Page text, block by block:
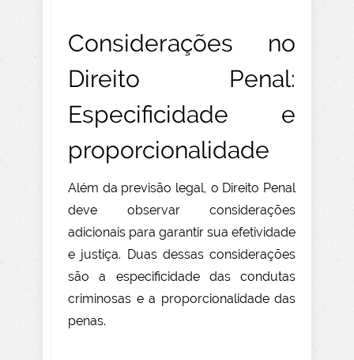
Considerações no
Direito Penal:
Especificidade e
proporcionalidade
Além da previsão legal, o Direito Penal
deve observar considerações
adicionais para garantir sua efetividade
e justiça. Duas dessas considerações
são a especificidade das condutas
criminosas e a proporcionalidade das
penas.